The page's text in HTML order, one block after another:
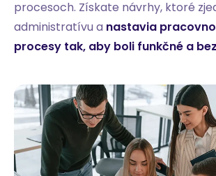
procesoch. Získate návrhy, ktoré
administratívu a nastavia
procesy tak, aby boli funkčné a